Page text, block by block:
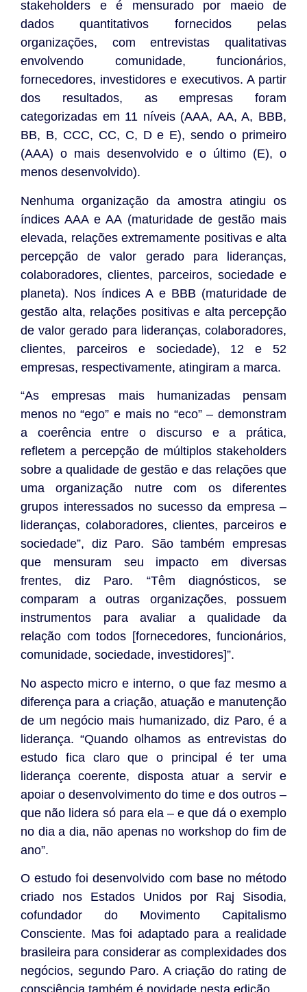
stakeholders e é mensurado por maeio de
dados quantitativos fornecidos pelas
organizações, com entrevistas qualitativas
envolvendo comunidade, funcionários,
fornecedores, investidores e executivos. A partir
dos resultados, as empresas foram
categorizadas em 11 níveis (AAA, AA, A, BBB,
BB, B, CCC, CC, C, D e E), sendo o primeiro
(AAA) o mais desenvolvido e o último (E), o
menos desenvolvido).
Nenhuma organização da amostra atingiu os
índices AAA e AA (maturidade de gestão mais
elevada, relações extremamente positivas e alta
percepção de valor gerado para lideranças,
colaboradores, clientes, parceiros, sociedade e
planeta). Nos índices A e BBB (maturidade de
gestão alta, relações positivas e alta percepção
de valor gerado para lideranças, colaboradores,
clientes, parceiros e sociedade), 12 e 52
empresas, respectivamente, atingiram a marca.
“As empresas mais humanizadas pensam
menos no “ego” e mais no “eco” – demonstram
a coerência entre o discurso e a prática,
refletem a percepção de múltiplos stakeholders
sobre a qualidade de gestão e das relações que
uma organização nutre com os diferentes
grupos interessados no sucesso da empresa –
lideranças, colaboradores, clientes, parceiros e
sociedade”, diz Paro. São também empresas
que mensuram seu impacto em diversas
frentes, diz Paro. “Têm diagnósticos, se
comparam a outras organizações, possuem
instrumentos para avaliar a qualidade da
relação com todos [fornecedores, funcionários,
comunidade, sociedade, investidores]”.
No aspecto micro e interno, o que faz mesmo a
diferença para a criação, atuação e manutenção
de um negócio mais humanizado, diz Paro, é a
liderança. “Quando olhamos as entrevistas do
estudo fica claro que o principal é ter uma
liderança coerente, disposta atuar a servir e
apoiar o desenvolvimento do time e dos outros –
que não lidera só para ela – e que dá o exemplo
no dia a dia, não apenas no workshop do fim de
ano”.
O estudo foi desenvolvido com base no método
criado nos Estados Unidos por Raj Sisodia,
cofundador do Movimento Capitalismo
Consciente. Mas foi adaptado para a realidade
brasileira para considerar as complexidades dos
negócios, segundo Paro. A criação do rating de
consciência também é novidade nesta edição.